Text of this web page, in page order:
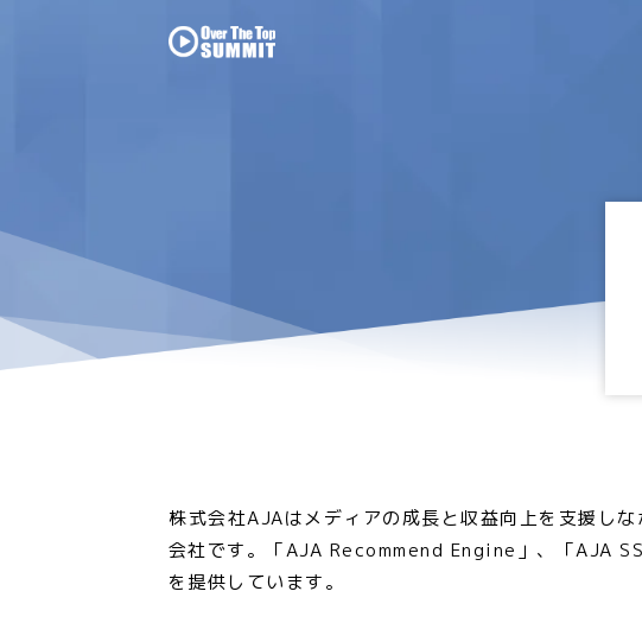
株式会社AJAはメディアの成長と収益向上を支援し
会社です。「AJA Recommend Engine」、「AJA
を提供しています。